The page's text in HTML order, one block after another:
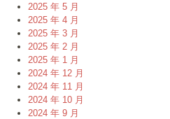
2025 年 5 月
2025 年 4 月
2025 年 3 月
2025 年 2 月
2025 年 1 月
2024 年 12 月
2024 年 11 月
2024 年 10 月
2024 年 9 月